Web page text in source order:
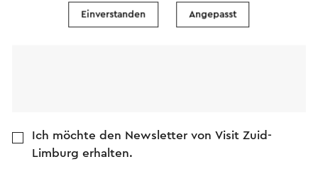
Dieser Text wurde mit Hilfe eines Online-
Ich möchte den Newsletter von Visit Zuid-
Limburg erhalten.
Einverstanden Angepasst